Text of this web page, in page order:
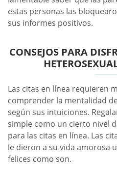
estas personas las
sus informes positivos.
CONSEJOS PARA
Las citas en línea requieren
comprender la mentalidad
según sus intuiciones.
simple como un cierto nivel
para las citas en línea. Las
le dieron a su vida amorosa
felices como son.